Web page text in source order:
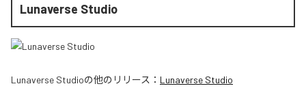
Lunaverse Studio
Lunaverse Studioの他のリリース： Lunaverse Studio